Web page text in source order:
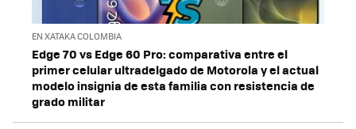
EN XATAKA COLOMBIA
Edge 70 vs Edge 60 Pro: comparativa entre el
primer celular ultradelgado de Motorola y el actual
modelo insignia de esta familia con resistencia de
grado militar